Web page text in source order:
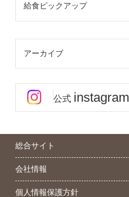
給食ピックアップ
アーカイブ
公式 instagram
総合サイト
会社情報
個人情報保護方針